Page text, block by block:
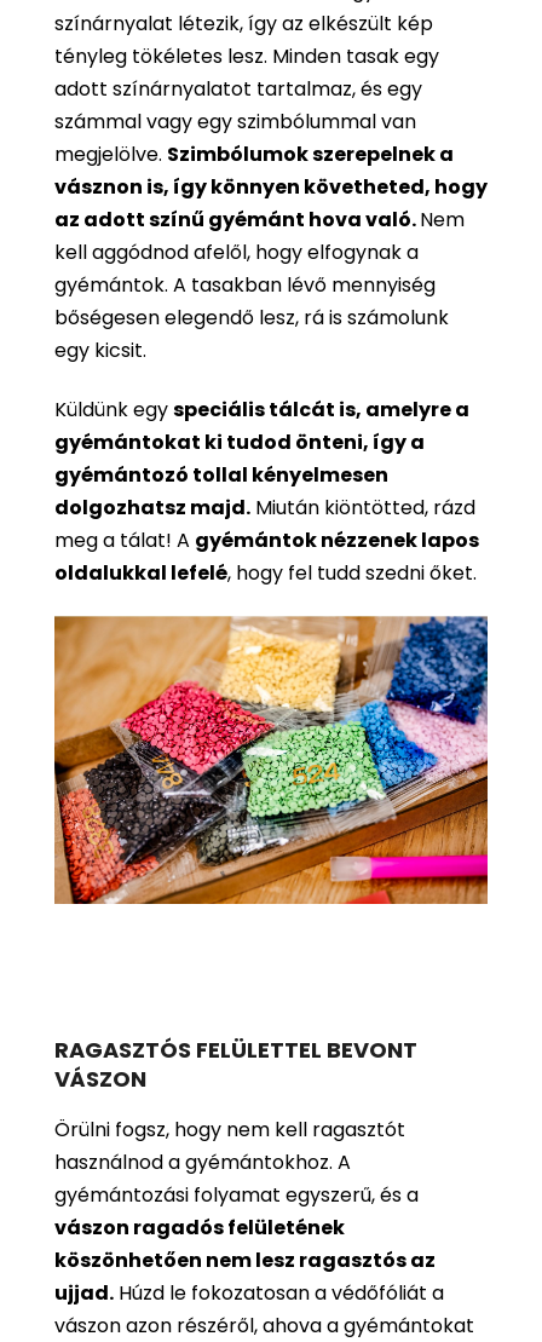
színárnyalat létezik, így az elkészült kép
tényleg tökéletes lesz. Minden tasak egy
adott színárnyalatot tartalmaz, és egy
számmal vagy egy szimbólummal van
megjelölve. Szimbólumok szerepelnek a
vásznon is, így könnyen követheted, hogy
az adott színű gyémánt hova való.Nem
kell aggódnod afelől, hogy elfogynak a
gyémántok. A tasakban lévő mennyiség
bőségesen elegendő lesz, rá is számolunk
egy kicsit.
Küldünk egyspeciális tálcát is, amelyre a
gyémántokat ki tudod önteni, így a
gyémántozó tollal kényelmesen
dolgozhatsz majd. Miután kiöntötted, rázd
meg a tálat! A gyémántok nézzenek lapos
oldalukkal lefelé, hogy fel tudd szedni őket.
RAGASZTÓS FELÜLETTEL BEVONT
VÁSZON
Örülni fogsz, hogy nem kell ragasztót
használnod a gyémántokhoz. A
gyémántozási folyamat egyszerű, és a
vászon ragadós felületének
köszönhetően nem lesz ragasztós az
ujjad. Húzd le fokozatosan a védőfóliát a
vászon azon részéről, ahova a gyémántokat